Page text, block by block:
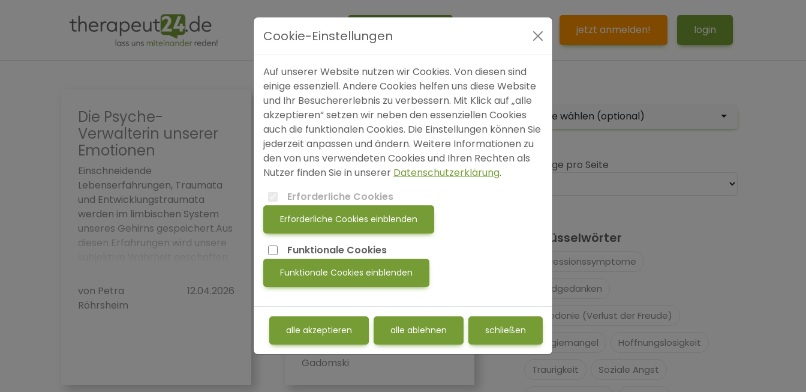
SOS jetzt anmelden! login
Die Psyche-
Verwalterin unserer
Emotionen
Einschneidende
Lebenserfahrungen, Traumata
und Entwicklungstraumata
werden im limbischen System
unseres Gehirns gespeichert.Aus
diesen Erfahrungen wird unsere
von Petra
Röhrsheim
12.04.2026
Trauma- PTBS
Ganzheitliche Hypnosetherapie
bei Trauma und
Traumafolgestörungen (PTBS),in
verstehen und lösen.
Traumatische ...
von Tina von
Gadomski
13.03.2026
Autor
bitte wählen (optional)
Einträge pro Seite
Schlüsselwörter
Depressionssymptome
Suizidgedanken
Anhedonie (Verlust der Freude)
Energiemangel Hoffnungslosigkeit
Traurigkeit Soziale Angst
Cookie-Einstellungen
Auf unserer Website nutzen wir Cookies. Von diesen sind
einige essenziell. Andere Cookies helfen uns diese Website
und Ihr Besuchererlebnis zu verbessern. Mit Klick auf „alle
akzeptieren“ setzen wir neben den essenziellen Cookies
auch die funktionalen Cookies. Die Einstellungen können Sie
jederzeit anpassen und ändern. Weitere Informationen zu
den von uns verwendeten Cookies und Ihren Rechten als
Nutzer finden Sie in unserer Datenschutzerklärung.
Erforderliche Cookies
Erforderliche Cookies einblenden
Funktionale Cookies
Funktionale Cookies einblenden
alle akzeptieren alle ablehnen schließen